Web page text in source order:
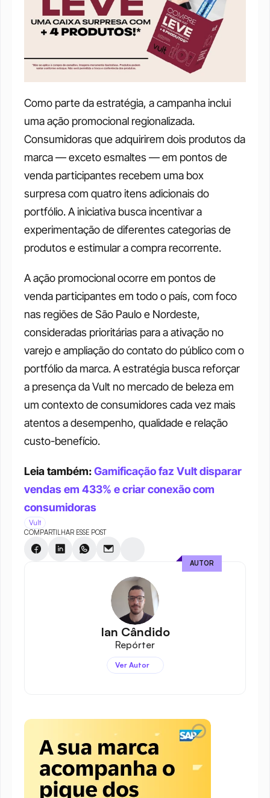
Como parte da estratégia, a campanha inclui
uma ação promocional regionalizada.
Consumidoras que adquirirem dois produtos da
marca — exceto esmaltes — em pontos de
venda participantes recebem uma box
surpresa com quatro itens adicionais do
portfólio. A iniciativa busca incentivar a
experimentação de diferentes categorias de
produtos e estimular a compra recorrente.
A ação promocional ocorre em pontos de
venda participantes em todo o país, com foco
nas regiões de São Paulo e Nordeste,
consideradas prioritárias para a ativação no
varejo e ampliação do contato do público com o
portfólio da marca. A estratégia busca reforçar
a presença da Vult no mercado de beleza em
um contexto de consumidores cada vez mais
atentos a desempenho, qualidade e relação
custo-benefício.
Leia também: Gamificação faz Vult disparar
vendas em 433% e criar conexão com
consumidoras
Vult
COMPARTILHAR ESSE POST
Ian Cândido
Repórter
Ver Autor
AUTOR